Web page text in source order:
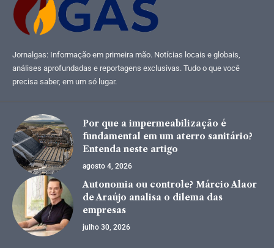
Jornalgas: Informação em primeira mão. Notícias locais e globais,
análises aprofundadas e reportagens exclusivas. Tudo o que você
precisa saber, em um só lugar.
Por que a impermeabilização é
fundamental em um aterro sanitário?
Entenda neste artigo
agosto 4, 2026
Autonomia ou controle? Márcio Alaor
de Araújo analisa o dilema das
empresas
julho 30, 2026